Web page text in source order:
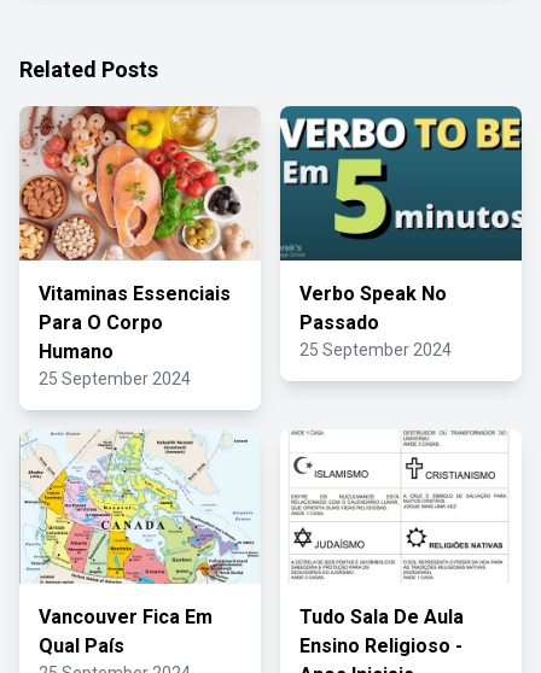
Related Posts
Vitaminas Essenciais
Para O Corpo
Humano
25 September 2024
Verbo Speak No
Passado
25 September 2024
Vancouver Fica Em
Qual País
Tudo Sala De Aula
Ensino Religioso -